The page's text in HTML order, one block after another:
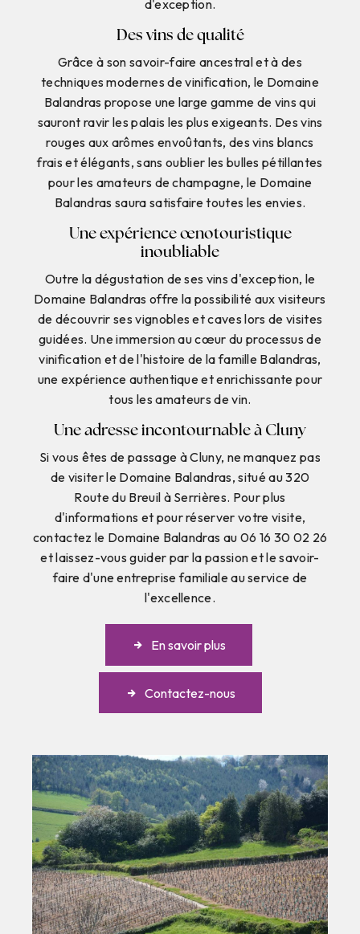
d'exception.
Des vins de qualité
Grâce à son savoir-faire ancestral et à des
techniques modernes de vinification, le Domaine
Balandras propose une large gamme de vins qui
sauront ravir les palais les plus exigeants. Des vins
rouges aux arômes envoûtants, des vins blancs
frais et élégants, sans oublier les bulles pétillantes
pour les amateurs de champagne, le Domaine
Balandras saura satisfaire toutes les envies.
Une expérience œnotouristique
inoubliable
Outre la dégustation de ses vins d'exception, le
Domaine Balandras offre la possibilité aux visiteurs
de découvrir ses vignobles et caves lors de visites
guidées. Une immersion au cœur du processus de
vinification et de l'histoire de la famille Balandras,
une expérience authentique et enrichissante pour
tous les amateurs de vin.
Une adresse incontournable à Cluny
Si vous êtes de passage à Cluny, ne manquez pas
de visiter le Domaine Balandras, situé au 320
Route du Breuil à Serrières. Pour plus
d'informations et pour réserver votre visite,
contactez le Domaine Balandras au 06 16 30 02 26
et laissez-vous guider par la passion et le savoir-
faire d'une entreprise familiale au service de
l'excellence.
En savoir plus
Contactez-nous